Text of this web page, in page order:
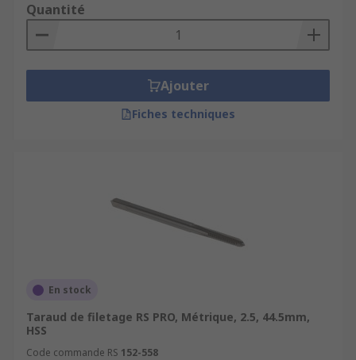
Quantité
Ajouter
Fiches techniques
En stock
Taraud de filetage RS PRO, Métrique, 2.5, 44.5mm,
HSS
Code commande RS 152-558